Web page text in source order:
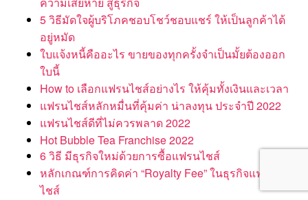
5 วิธีมัดใจผู้บริโภคชอบโชว์ชอบแชร์ ให้เป็นลูกค้าได้
อยู่หมัด
ใบแจ้งหนี้คืออะไร ขายของทุกครั้งจำเป็นมั้ยต้องออก
ใบนี้
How to เลือกแฟรนไชส์อย่างไร ให้คุ้มทั้งเงินและเวลา
แฟรนไชส์หลักหมื่นที่คุ้มค่า น่าลงทุน ประจำปี 2022
แฟรนไชส์ดีที่ไม่ควรพลาด 2022
Hot Bubble Tea Franchise 2022
6 วิธี มีธุรกิจใหม่ด้วยการซื้อแฟรนไชส์
หลักเกณฑ์การคิดค่า “Royalty Fee” ในธุรกิจแฟรน
ไชส์